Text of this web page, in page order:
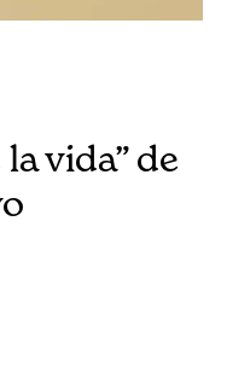
vida” de